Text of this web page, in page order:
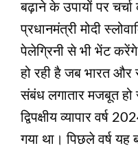
बढ़ाने के उपायों पर
प्रधानमंत्री मोदी
पेलेग्रिनी से भी भेंट
हो रही है जब भारत और
संबंध लगातार मजबूत हो
द्विपक्षीय व्यापार
गया था। पिछले वर्ष